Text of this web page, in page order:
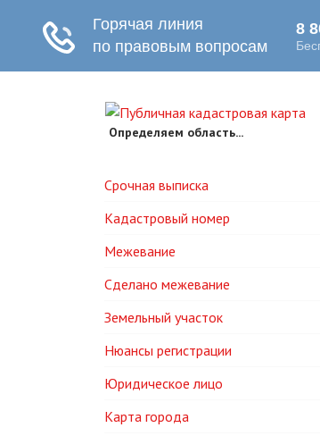
Определяем область...
Срочная выписка
Кадастровый номер
Межевание
Сделано межевание
Земельный участок
Нюансы регистрации
Юридическое лицо
Карта города